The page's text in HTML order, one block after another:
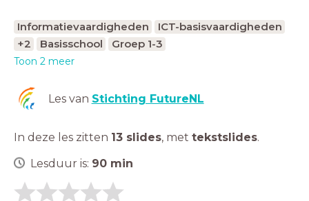
Informatievaardigheden
ICT-basisvaardigheden
+2
Basisschool Groep 1-3
Toon 2 meer
Les van Stichting FutureNL
In deze les zitten 13 slides, met tekstslides.
Lesduur is: 90 min